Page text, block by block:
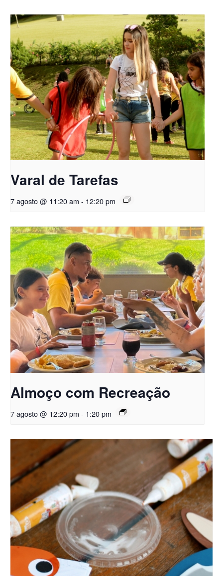
Varal de Tarefas
7 agosto @ 11:20 am - 12:20 pm
Almoço com Recreação
7 agosto @ 12:20 pm - 1:20 pm